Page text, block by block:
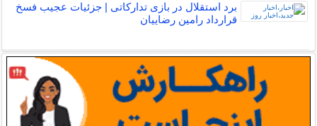
برد استقلال در بازی تدارکاتی | جزئیات عجیب فسخ
قرارداد رامین رضاییان